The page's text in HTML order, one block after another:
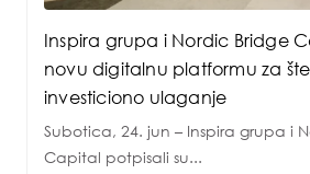
Inspira grupa i Nordic Bridge
novu digitalnu platformu za
investiciono ulaganje
Subotica, 24. jun – Inspira grupa i
Capital potpisali su...